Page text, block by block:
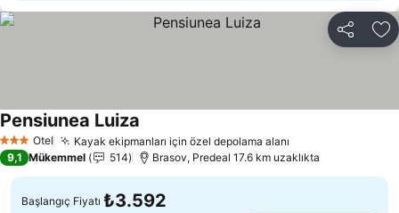
Paylaş
3 YıldızOtel Kayak ekipmanları için özel depolama alanı
Pensiunea Luiza
9,1 Mükemmel 514 Brasov, Predeal 17.6 km uzaklıkta
Başlangıç Fiyatı ₺3.592